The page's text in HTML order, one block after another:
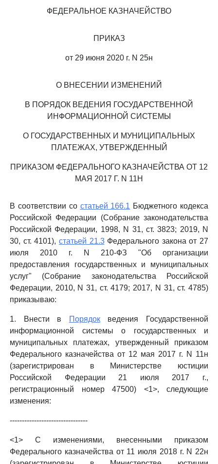
ФЕДЕРАЛЬНОЕ КАЗНАЧЕЙСТВО
ПРИКАЗ
от 29 июня 2020 г. N 25н
О ВНЕСЕНИИ ИЗМЕНЕНИЙ
В ПОРЯДОК ВЕДЕНИЯ ГОСУДАРСТВЕННОЙ
ИНФОРМАЦИОННОЙ СИСТЕМЫ
О ГОСУДАРСТВЕННЫХ И МУНИЦИПАЛЬНЫХ
ПЛАТЕЖАХ, УТВЕРЖДЕННЫЙ
ПРИКАЗОМ ФЕДЕРАЛЬНОГО КАЗНАЧЕЙСТВА ОТ 12
МАЯ 2017 Г. N 11Н
В соответствии со статьей 166.1 Бюджетного кодекса
Российской Федерации (Собрание законодательства
Российской Федерации, 1998, N 31, ст. 3823; 2019, N
30, ст. 4101), статьей 21.3Федерального закона от 27
июля 2010 г. N 210-ФЗ "Об организации
предоставления государственных и муниципальных
услуг" (Собрание законодательства Российской
Федерации, 2010, N 31, ст. 4179; 2017, N 31, ст. 4785)
приказываю:
1. Внести в Порядокведения Государственной
информационной системы о государственных и
муниципальных платежах, утвержденный приказом
Федерального казначейства от 12 мая 2017 г. N 11н
(зарегистрирован в Министерстве юстиции
Российской Федерации 21 июля 2017 г.,
регистрационный номер 47500) <1>, следующие
изменения:
--------------------------------
<1> С изменениями, внесенными приказом
Федерального казначейства от 11 июля 2018 г. N 22н